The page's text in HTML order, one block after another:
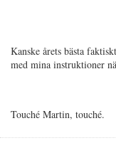
Kanske årets bästa
med mina instruktioner
Touché Martin, touché.